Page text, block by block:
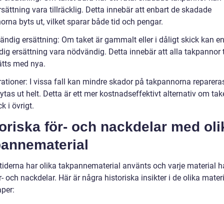
vara tillräcklig. Detta innebär att enbart de skadade
byts ut, vilket sparar både tid och pengar.
ersättning: Om taket är gammalt eller i dåligt skick kan en
ersättning vara nödvändig. Detta innebär att alla takpannor
med nya.
I vissa fall kan mindre skador på takpannorna
ut helt. Detta är ett mer kostnadseffektivt alternativ om
i övrigt.
för- och nackdelar med
har olika takpannematerial använts och varje material
och nackdelar. Här är några historiska insikter i de olika